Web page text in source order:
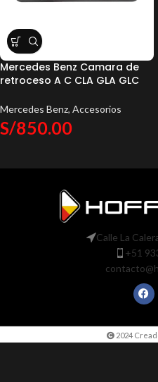
Mercedes Benz Camara de
retroceso A C CLA GLA GLC
Mercedes Benz, Accesorios
S/850.00
Calle La
+51
2024